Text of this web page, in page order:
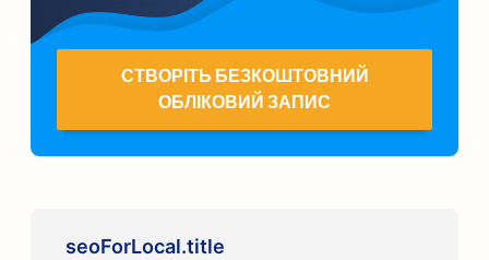
СТВОРІТЬ БЕЗКОШТОВНИЙ
ОБЛІКОВИЙ ЗАПИС
seoForLocal.title